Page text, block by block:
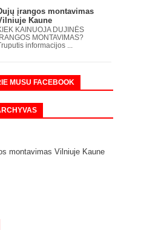
įrangos montavimas
Kaune
KAINUOJA DUJINĖS
ĮRANGOS MONTAVIMAS?
informacijos ...
MUSU FACEBOOK
montavimas Vilniuje Kaune